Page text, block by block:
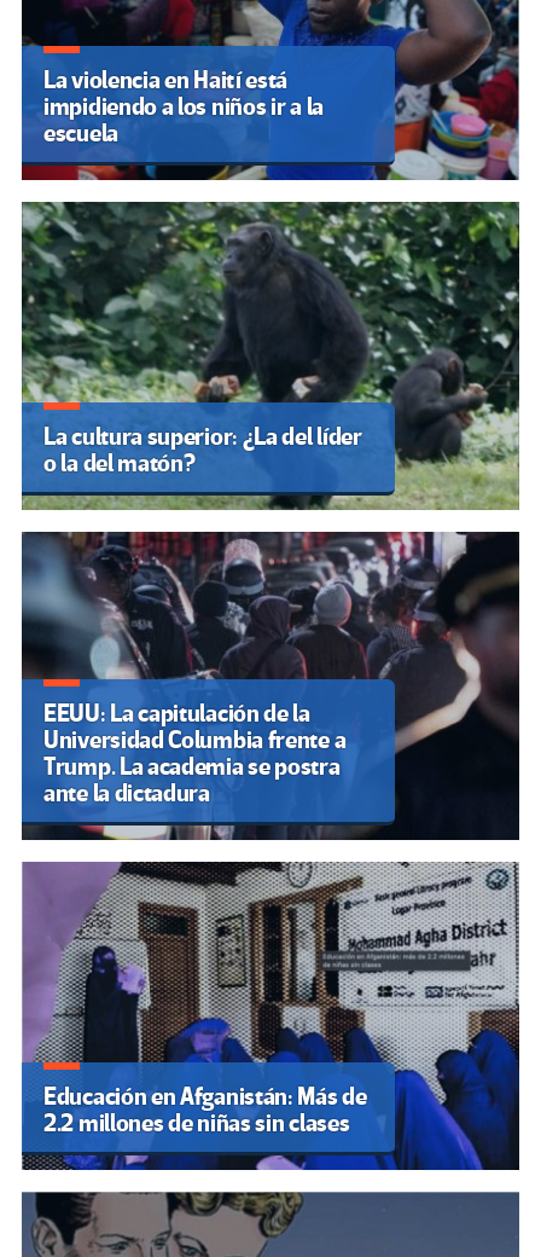
La violencia en Haití está
impidiendo a los niños ir a la
escuela
La cultura superior: ¿La del líder
o la del matón?
EEUU: La capitulación de la
Universidad Columbia frente a
Trump. La academia se postra
ante la dictadura
Educación en Afganistán: Más de
2.2 millones de niñas sin clases